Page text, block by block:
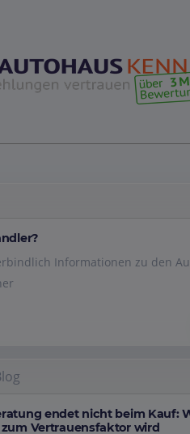
Informationen zu den
endet nicht beim Kauf:
Vertrauensfaktor wird